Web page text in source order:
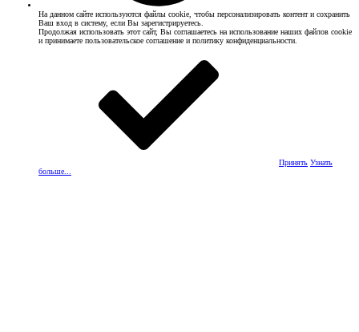
На данном сайте используются файлы cookie, чтобы персонализировать контент и сохранить
Ваш вход в систему, если Вы зарегистрируетесь.
Продолжая использовать этот сайт, Вы соглашаетесь на использование наших файлов cookie
и принимаете пользовательское соглашение и политику конфиденциальности.
Принять Узнать
больше...